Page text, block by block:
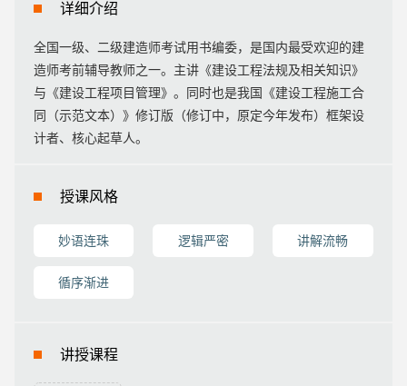
详细介绍
全国一级、二级建造师考试用书编委，是国内最受欢迎的建
造师考前辅导教师之一。主讲《建设工程法规及相关知识》
与《建设工程项目管理》。同时也是我国《建设工程施工合
同（示范文本）》修订版（修订中，原定今年发布）框架设
计者、核心起草人。
授课风格
妙语连珠 逻辑严密 讲解流畅
循序渐进
讲授课程